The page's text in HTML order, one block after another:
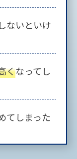
しないといけ
くなってし
てしまった